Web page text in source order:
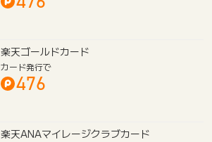
楽天ゴールドカード
カード発行で
476
楽天ANAマイレージクラブカード